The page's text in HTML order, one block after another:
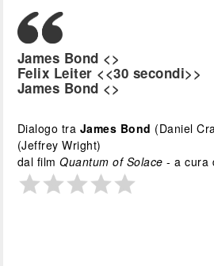
James Bond <>
Felix Leiter <<30 secondi>>
James Bond <>
Dialogo tra James Bond (Daniel
(Jeffrey Wright)
dal filmQuantum of Solace - a cura